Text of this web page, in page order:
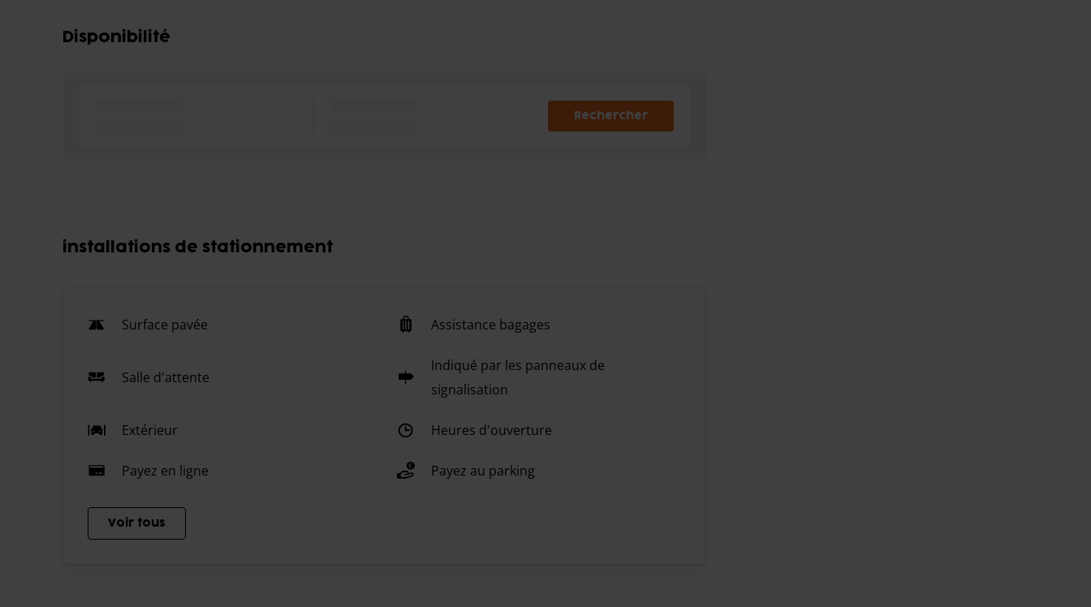
Disponibilité
Rechercher
installations de stationnement
Surface pavée Assistance bagages
Salle d'attente
Indiqué par les panneaux de
signalisation
Extérieur Heures d'ouverture
Payez en ligne Payez au parking
Voir tous